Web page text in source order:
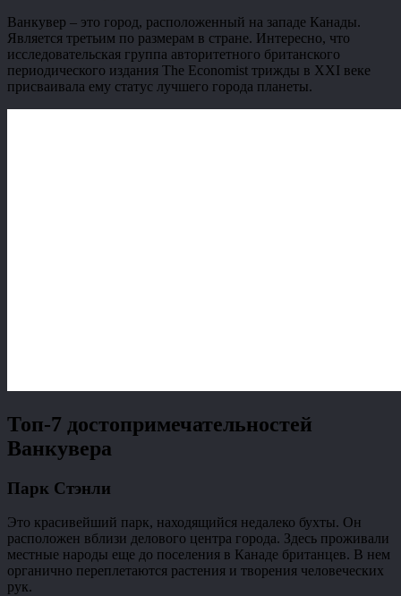
Ванкувер – это город, расположенный на западе Канады.
Является третьим по размерам в стране. Интересно, что
исследовательская группа авторитетного британского
периодического издания The Economist трижды в ХХІ веке
присваивала ему статус лучшего города планеты.
Топ-7 достопримечательностей
Ванкувера
Парк Стэнли
Это красивейший парк, находящийся недалеко бухты. Он
расположен вблизи делового центра города. Здесь проживали
местные народы еще до поселения в Канаде британцев. В нем
органично переплетаются растения и творения человеческих
рук.